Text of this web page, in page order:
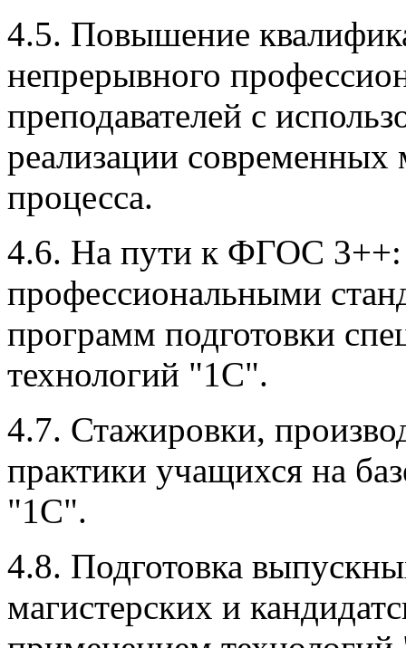
4.5. Повышение
непрерывного
преподавателей с
реализации современных
процесса.
4.6. На пути к ФГОС 3++:
профессиональными
программ подготовки
технологий "1С".
4.7. Стажировки,
практики учащихся на
"1С".
4.8. Подготовка
магистерских и